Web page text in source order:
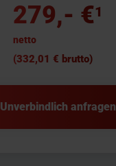
279,- €1
netto
(332,01 € brutto)
Unverbindlich anfragen